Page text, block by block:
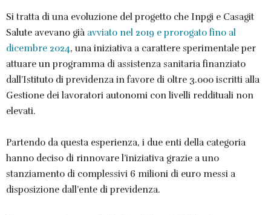
Si tratta di una evoluzione del progetto che Inpgi e Casagit
Salute avevano già avviato nel 2019 e prorogato fino al
dicembre 2024, una iniziativa a carattere sperimentale per
attuare un programma di assistenza sanitaria finanziato
dall’Istituto di previdenza in favore di oltre 3.000 iscritti alla
Gestione dei lavoratori autonomi con livelli reddituali non
elevati.
Partendo da questa esperienza, i due enti della categoria
hanno deciso di rinnovare l’iniziativa grazie a uno
stanziamento di complessivi 6 milioni di euro messi a
disposizione dall’ente di previdenza.